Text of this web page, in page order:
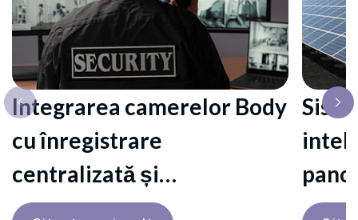
Integrarea camerelor Body
cu înregistrare
centralizată și
administrare